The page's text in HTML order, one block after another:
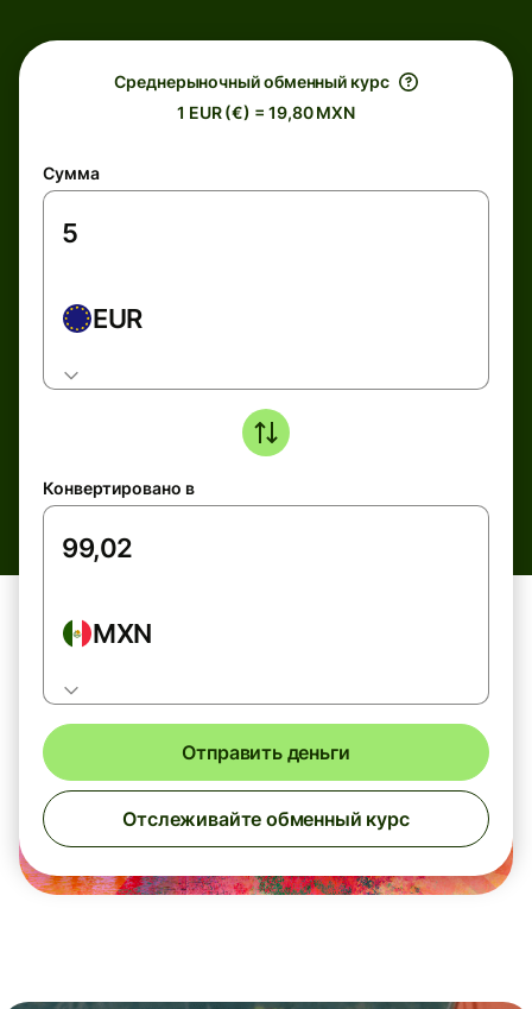
Среднерыночный обменный курс
1 EUR (€) = 19,80 MXN
Сумма
EUR
Конвертировано в
MXN
Отправить деньги
Отслеживайте обменный курс